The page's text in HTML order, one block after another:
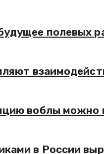
полевых
воблы можно
в России